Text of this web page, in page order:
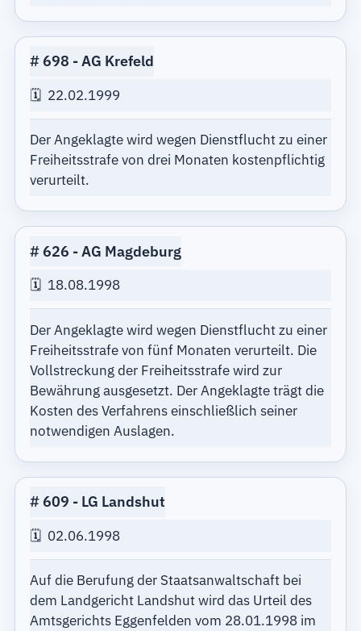
698 AG Krefeld
22.02.1999
Der Angeklagte wird wegen Dienstflucht zu einer
Freiheitsstrafe von drei Monaten kostenpflichtig
verurteilt.
626 AG Magdeburg
18.08.1998
Der Angeklagte wird wegen Dienstflucht zu einer
Freiheitsstrafe von fünf Monaten verurteilt. Die
Vollstreckung der Freiheitsstrafe wird zur
Bewährung ausgesetzt. Der Angeklagte trägt die
Kosten des Verfahrens einschließlich seiner
notwendigen Auslagen.
609 LG Landshut
02.06.1998
Auf die Berufung der Staatsanwaltschaft bei
dem Landgericht Landshut wird das Urteil des
Amtsgerichts Eggenfelden vom 28.01.1998 im